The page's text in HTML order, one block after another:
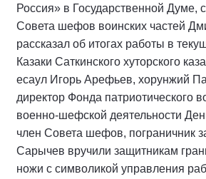
Россия» в Государственной Думе,
Совета шефов воинских частей
рассказал об итогах работы в
Казаки Саткинского хуторского
есаул Игорь Арефьев, хорунжий
директор Фонда патриотического
военно-шефской деятельности
член Совета шефов, пограничник
Сарычев вручили защитникам
ножи с символикой управления